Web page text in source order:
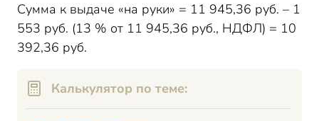
Сумма к выдаче «на руки» = 11 945,36 руб. – 1
553 руб. (13 % от 11 945,36 руб., НДФЛ) = 10
392,36 руб.
Калькулятор по теме: